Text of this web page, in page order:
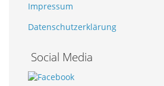
Impressum
Datenschutzerklärung
Social Media